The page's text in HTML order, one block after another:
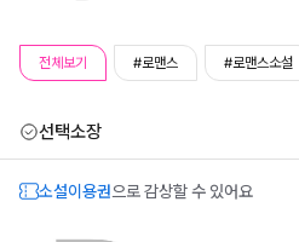
전체보기 #로맨스 #로맨스소설
선택소장
소설이용권으로 감상할 수 있어요